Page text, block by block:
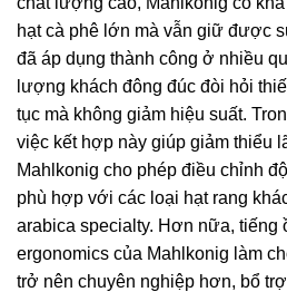
hạt cà phê lớn mà vẫn giữ được
đã áp dụng thành công ở nhiều
lượng khách đông đúc đòi hỏi
tục mà không giảm hiệu suất.
việc kết hợp này giúp giảm thiểu
Mahlkonig cho phép điều chỉnh
phù hợp với các loại hạt rang
arabica specialty. Hơn nữa, tiếng
ergonomics của Mahlkonig làm
trở nên chuyên nghiệp hơn, bổ